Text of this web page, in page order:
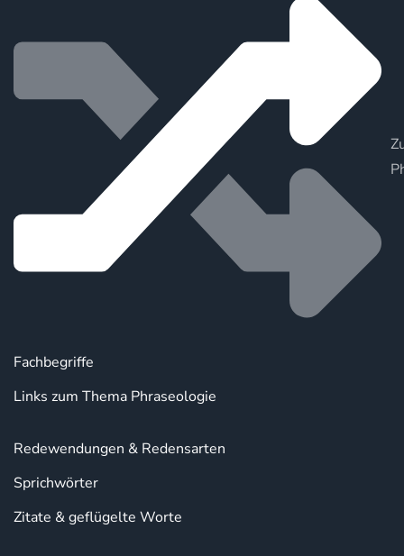
Fachbegriffe
Links zum Thema Phraseologie
Redewendungen & Redensarten
Sprichwörter
Zitate & geflügelte Worte